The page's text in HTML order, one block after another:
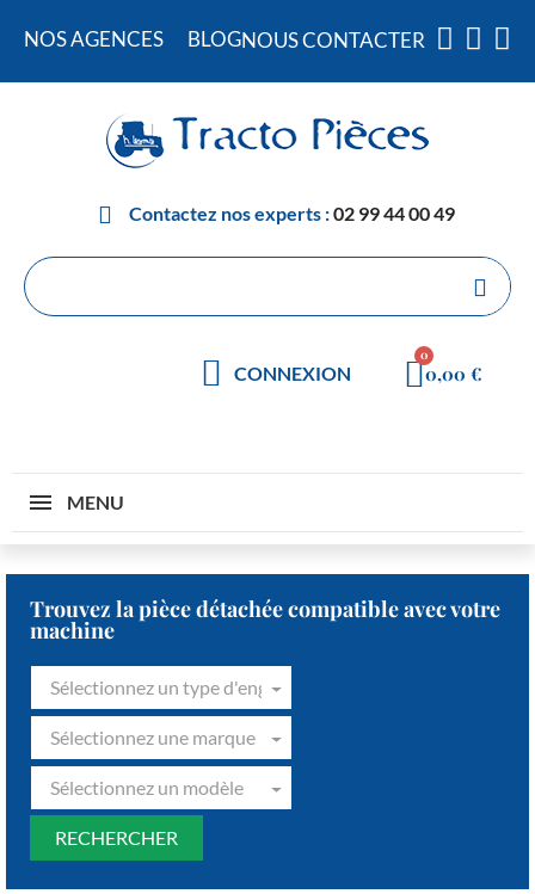
NOS AGENCES BLOGNOUS CONTACTER
Contactez nos experts :02 99 44 00 49
CONNEXION 0,00 €
MENU
Trouvez la pièce détachée compatible avec votre
machine
Sélectionnez un type d'engin
Sélectionnez une marque
Sélectionnez un modèle